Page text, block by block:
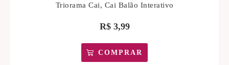
Triorama Cai, Cai Balão Interativo
R$3,99
COMPRAR